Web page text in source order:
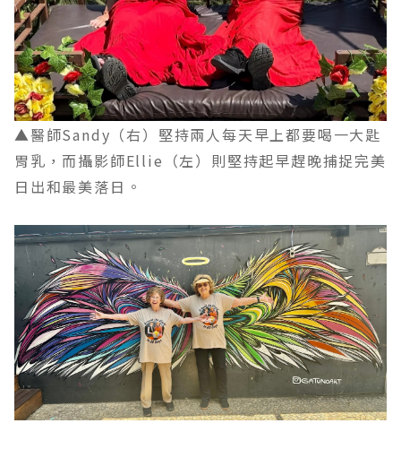
▲醫師Sandy（右）堅持兩人每天早上都要喝一大匙
胃乳，而攝影師Ellie（左）則堅持起早趕晚捕捉完美
日出和最美落日。